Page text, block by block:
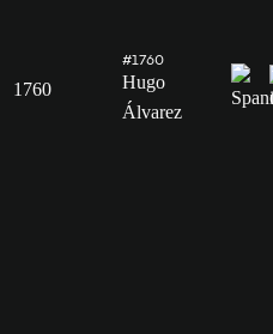
1760
#1760
Hugo
Álvarez